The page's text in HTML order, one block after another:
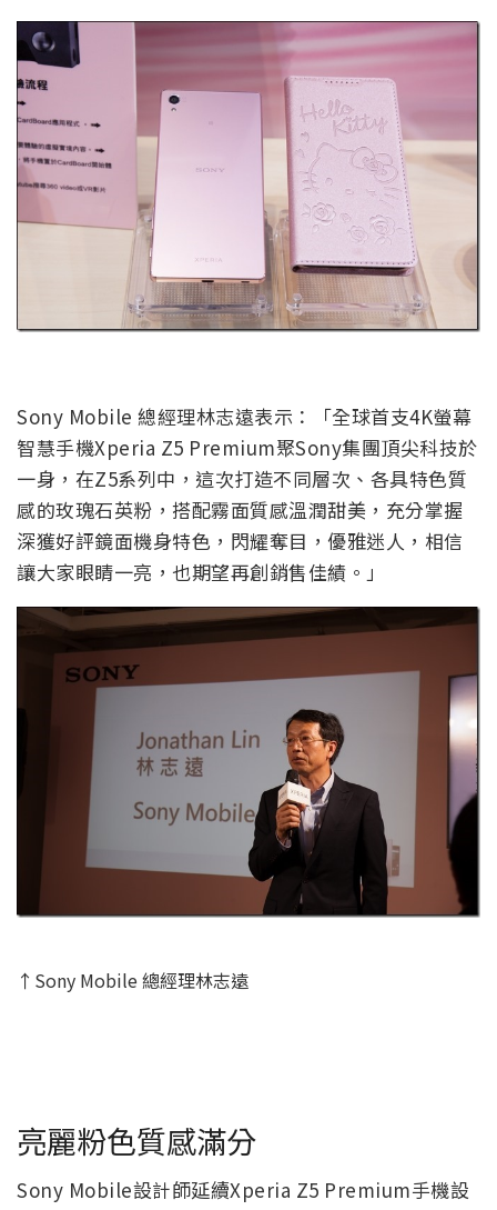
Sony Mobile 總經理林志遠表示：「全球首支4K螢幕
智慧手機Xperia Z5 Premium聚Sony集團頂尖科技於
一身，在Z5系列中，這次打造不同層次、各具特色質
感的玫瑰石英粉，搭配霧面質感溫潤甜美，充分掌握
深獲好評鏡面機身特色，閃耀奪目，優雅迷人，相信
讓大家眼睛一亮，也期望再創銷售佳績。」
↑Sony Mobile 總經理林志遠
亮麗粉色質感滿分
Sony Mobile設計師延續Xperia Z5 Premium手機設